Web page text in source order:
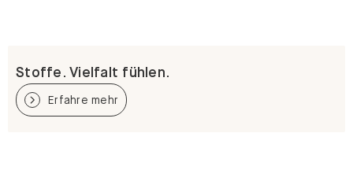
Stoffe. Vielfalt fühlen.
Erfahre mehr